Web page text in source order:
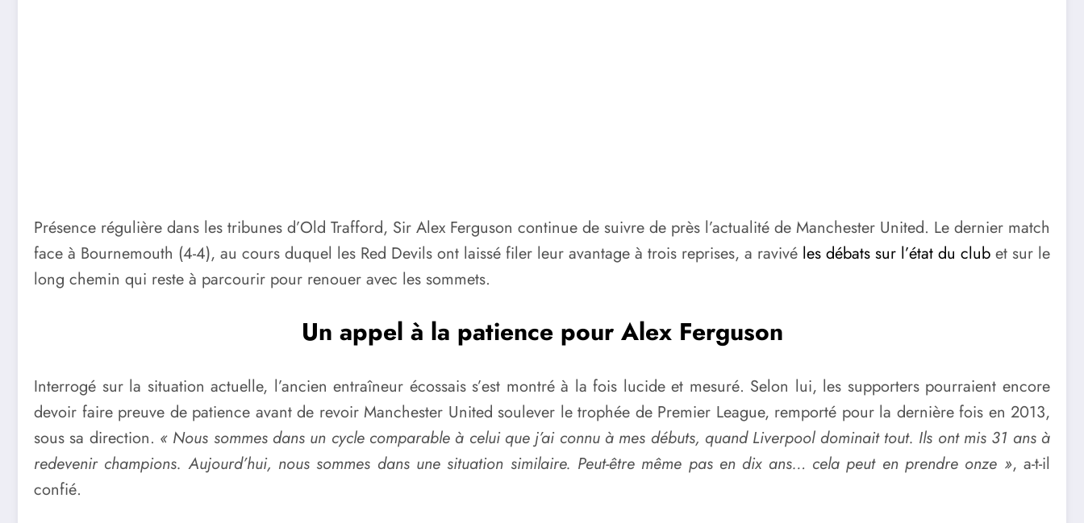
Présence régulière dans les tribunes d’Old Trafford, Sir Alex Ferguson continue de suivre de près l’actualité de Manchester United. Le dernier match
face à Bournemouth (4-4), au cours duquel les Red Devils ont laissé filer leur avantage à trois reprises, a ravivé les débats sur l’état du club et sur le
long chemin qui reste à parcourir pour renouer avec les sommets.
Un appel à la patience pour Alex Ferguson
Interrogé sur la situation actuelle, l’ancien entraîneur écossais s’est montré à la fois lucide et mesuré. Selon lui, les supporters pourraient encore
devoir faire preuve de patience avant de revoir Manchester United soulever le trophée de Premier League, remporté pour la dernière fois en 2013,
sous sa direction. « Nous sommes dans un cycle comparable à celui que j’ai connu à mes débuts, quand Liverpool dominait tout. Ils ont mis 31 ans à
redevenir champions. Aujourd’hui, nous sommes dans une situation similaire. Peut-être même pas en dix ans… cela peut en prendre onze », a-t-il
confié.